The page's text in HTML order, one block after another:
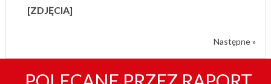
[ZDJĘCIA]
Następne »